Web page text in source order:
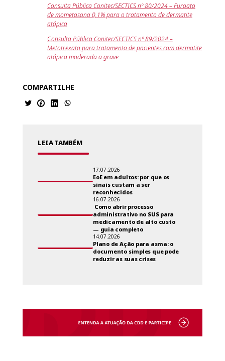
Consulta Pública Conitec/SECTICS nº 80/2024 – Furoato
de mometasona 0,1% para o tratamento de dermatite
atópica
Consulta Pública Conitec/SECTICS nº 89/2024 –
Metotrexato para tratamento de pacientes com dermatite
atópica moderada a grave
COMPARTILHE
LEIA TAMBÉM
17.07.2026
EoE em adultos: por que os
sinais custam a ser
reconhecidos
16.07.2026
Como abrir processo
administrativo no SUS para
medicamento de alto custo
— guia completo
14.07.2026
Plano de Ação para asma: o
documento simples que pode
reduzir as suas crises